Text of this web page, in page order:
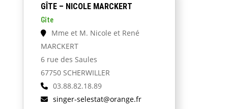
GÎTE – NICOLE MARCKERT
Gîte
Mme et M. Nicole et René
MARCKERT
6 rue des Saules
67750 SCHERWILLER
03.88.82.18.89
singer-selestat@orange.fr